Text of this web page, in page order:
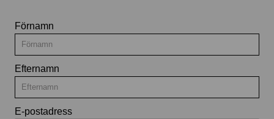
Förnamn
Efternamn
E-postadress